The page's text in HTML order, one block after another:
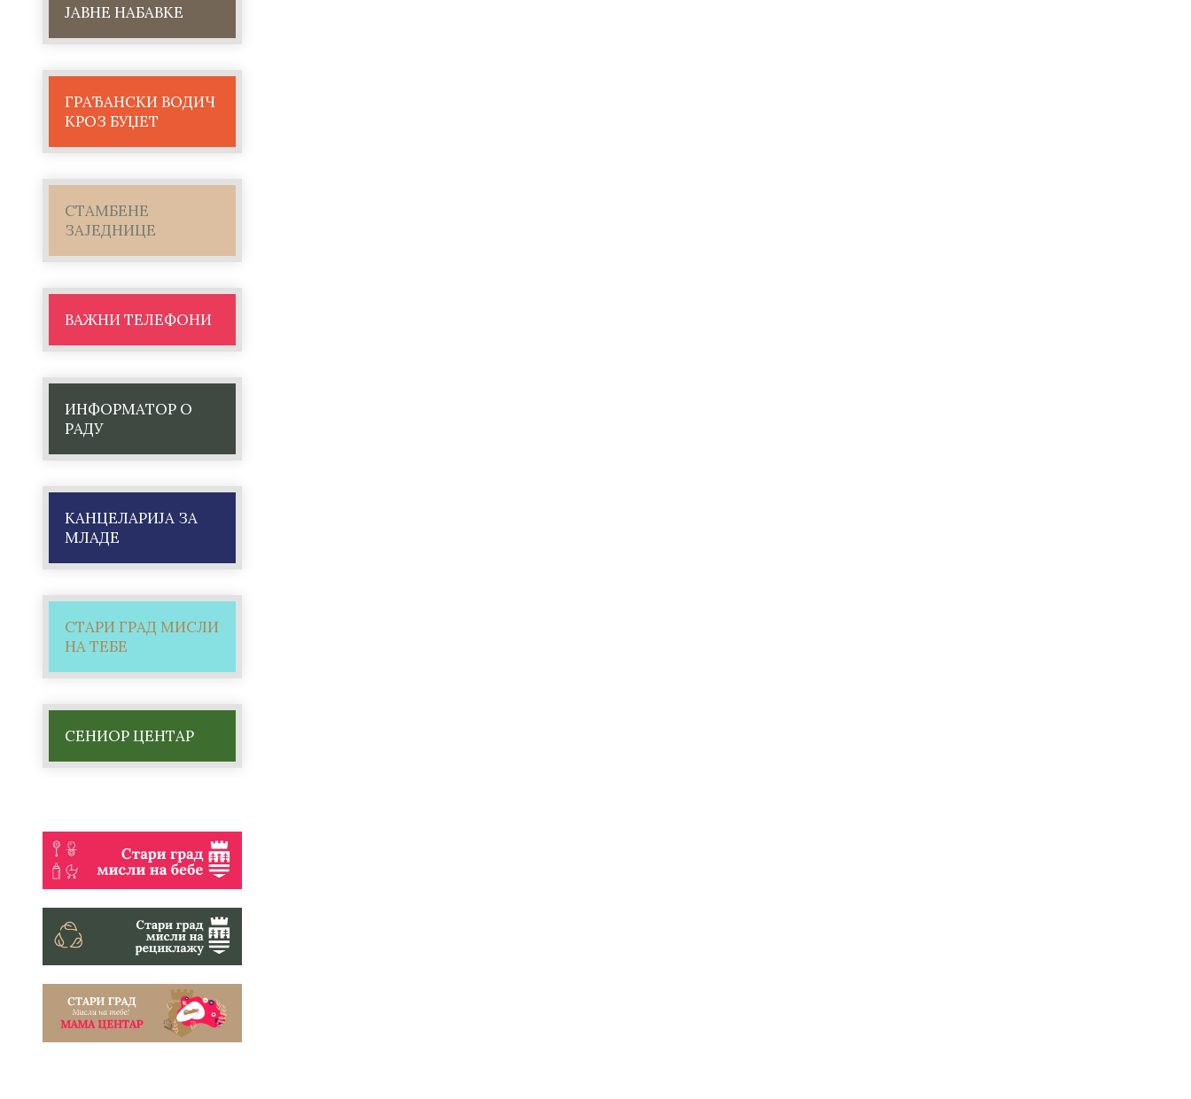
ЈАВНЕ НАБАВКЕ
ГРАЂАНСКИ ВОДИЧ
КРОЗ БУЏЕТ
СТАМБЕНЕ
ЗАЈЕДНИЦЕ
ВАЖНИ ТЕЛЕФОНИ
ИНФОРМАТОР О
РАДУ
КАНЦЕЛАРИЈА ЗА
МЛАДЕ
СТАРИ ГРАД МИСЛИ
НА ТЕБЕ
СЕНИОР ЦЕНТАР